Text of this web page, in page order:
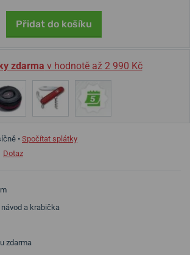
Přidat do košíku
zdarma v hodnotě až 2 990 Kč
• Spočítat splátky
Dotaz
a krabička
zdarma